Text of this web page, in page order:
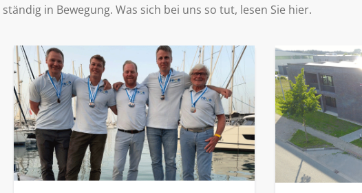
in Bewegung. Was sich bei uns so tut, lesen Sie hier.